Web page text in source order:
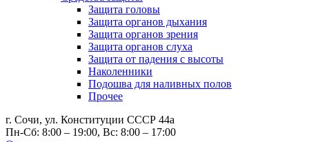
Защита головы
Защита органов дыхания
Защита органов зрения
Защита органов слуха
Защита от падения с высоты
Наколенники
Подошва для наливных полов
Прочее
г. Сочи, ул. Конституции СССР 44а
Пн-Сб: 8:00 – 19:00, Вс: 8:00 – 17:00